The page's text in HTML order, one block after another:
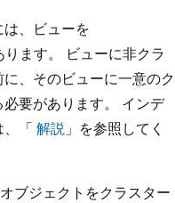
、ビューを
ます。 ビューに非クラ
、そのビューに一意のク
要があります。 インデ
、「 解説 」を参照してく
ブジェクトをクラスター